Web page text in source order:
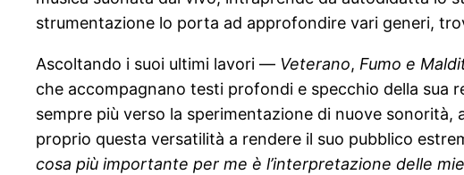
strumentazione lo porta ad approfondire vari generi,
Ascoltando i suoi ultimi lavori — Veterano, Fumo e
che accompagnano testi profondi e specchio della sua
sempre più verso la sperimentazione di nuove
proprio questa versatilità a rendere il suo pubblico
cosa più importante per me è l’interpretazione delle